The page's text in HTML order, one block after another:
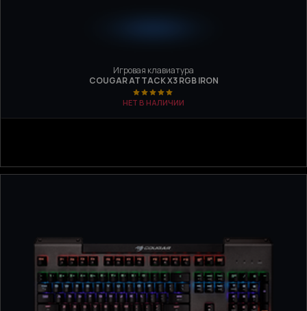
Игровая клавиатура
COUGAR ATTACK X3 RGB IRON
НЕТ В НАЛИЧИИ